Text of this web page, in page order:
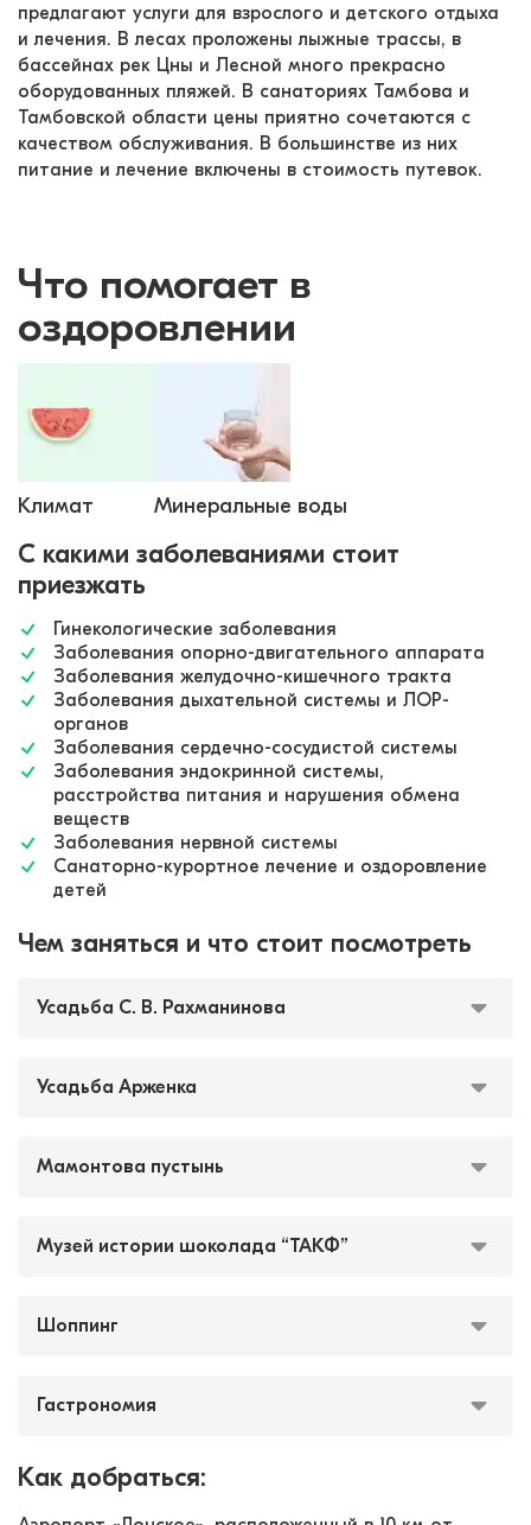
предлагают услуги для взрослого и детского отдыха
и лечения. В лесах проложены лыжные трассы, в
бассейнах рек Цны и Лесной много прекрасно
оборудованных пляжей. В санаториях Тамбова и
Тамбовской области цены приятно сочетаются с
качеством обслуживания. В большинстве из них
питание и лечение включены в стоимость путевок.
Что помогает в
оздоровлении
Климат Минеральные воды
С какими заболеваниями стоит
приезжать
Гинекологические заболевания
Заболевания опорно-двигательного аппарата
Заболевания желудочно-кишечного тракта
Заболевания дыхательной системы и ЛОР-
органов
Заболевания сердечно-сосудистой системы
Заболевания эндокринной системы,
расстройства питания и нарушения обмена
веществ
Заболевания нервной системы
Санаторно-курортное лечение и оздоровление
детей
Чем заняться и что стоит посмотреть
Усадьба С. В. Рахманинова
Усадьба Арженка
Мамонтова пустынь
Музей истории шоколада “ТАКФ”
Шоппинг
Гастрономия
Как добраться: